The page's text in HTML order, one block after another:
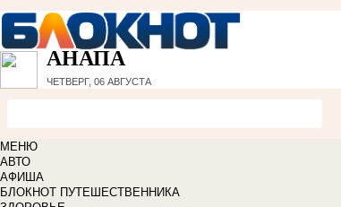
АНАПА
ЧЕТВЕРГ, 06 АВГУСТА
МЕНЮ
АВТО
АФИША
БЛОКНОТ ПУТЕШЕСТВЕННИКА